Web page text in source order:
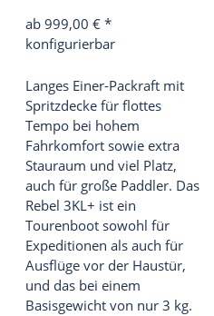
ab 999,00 € *
konfigurierbar
Langes Einer-Packraft mit
Spritzdecke für flottes
Tempo bei hohem
Fahrkomfort sowie extra
Stauraum und viel Platz,
auch für große Paddler. Das
Rebel 3KL+ ist ein
Tourenboot sowohl für
Expeditionen als auch für
Ausflüge vor der Haustür,
und das bei einem
Basisgewicht von nur 3 kg.